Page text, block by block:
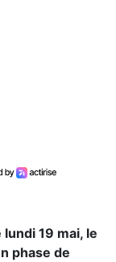
19 mai, le
phase de